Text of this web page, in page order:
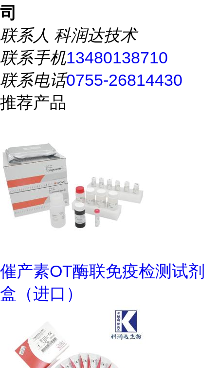
司
联系人 科润达技术
联系手机13480138710
联系电话0755-26814430
推荐产品
催产素OT酶联免疫检测试剂
盒（进口）